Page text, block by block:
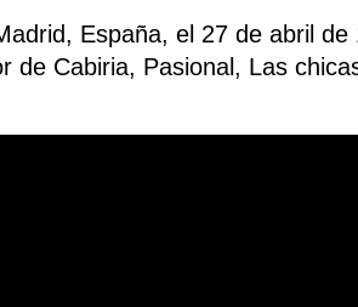
España, el 27 de abril de
de Cabiria, Pasional, Las